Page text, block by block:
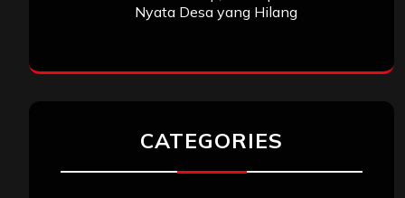
Nyata Desa yang Hilang
CATEGORIES